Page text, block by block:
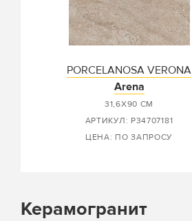
PORCELANOSA VERONA
Arena
31,6X90 СМ
АРТИКУЛ: P34707181
ЦЕНА: ПО ЗАПРОСУ
Керамогранит